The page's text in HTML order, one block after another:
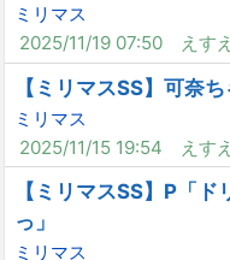
ミリマス
2025/11/19 07:50
えす
【ミリマスSS】可奈
ミリマス
2025/11/15 19:54
えす
【ミリマスSS】P「
っ」
ミリマス